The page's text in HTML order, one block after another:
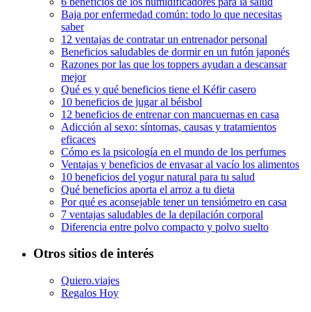
Baja por enfermedad común: todo lo que necesitas
saber
12 ventajas de contratar un entrenador personal
Beneficios saludables de dormir en un futón japonés
Razones por las que los toppers ayudan a descansar
mejor
Qué es y qué beneficios tiene el Kéfir casero
10 beneficios de jugar al béisbol
12 beneficios de entrenar con mancuernas en casa
Adicción al sexo: síntomas, causas y tratamientos
eficaces
Cómo es la psicología en el mundo de los perfumes
Ventajas y beneficios de envasar al vacío los alimentos
10 beneficios del yogur natural para tu salud
Qué beneficios aporta el arroz a tu dieta
Por qué es aconsejable tener un tensiómetro en casa
7 ventajas saludables de la depilación corporal
Diferencia entre polvo compacto y polvo suelto
Otros sitios de interés
Quiero.viajes
Regalos Hoy